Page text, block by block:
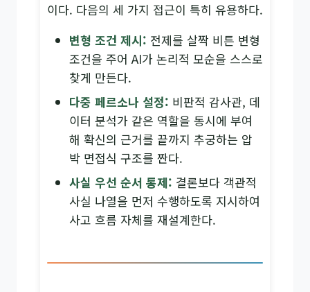
이다. 다음의 세 가지 접근이 특히 유용하다.
변형 조건 제시: 전제를 살짝 비튼 변형
조건을 주어 AI가 논리적 모순을 스스로
찾게 만든다.
다중 페르소나 설정: 비판적 감사관, 데
이터 분석가 같은 역할을 동시에 부여
해 확신의 근거를 끝까지 추궁하는 압
박 면접식 구조를 짠다.
사실 우선 순서 통제: 결론보다 객관적
사실 나열을 먼저 수행하도록 지시하여
사고 흐름 자체를 재설계한다.